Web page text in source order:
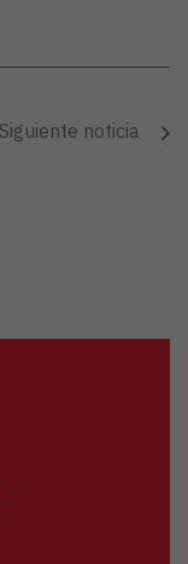
Siguiente noticia